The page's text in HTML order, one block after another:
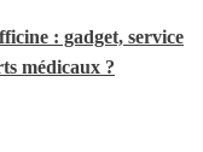
: gadget, service
médicaux ?